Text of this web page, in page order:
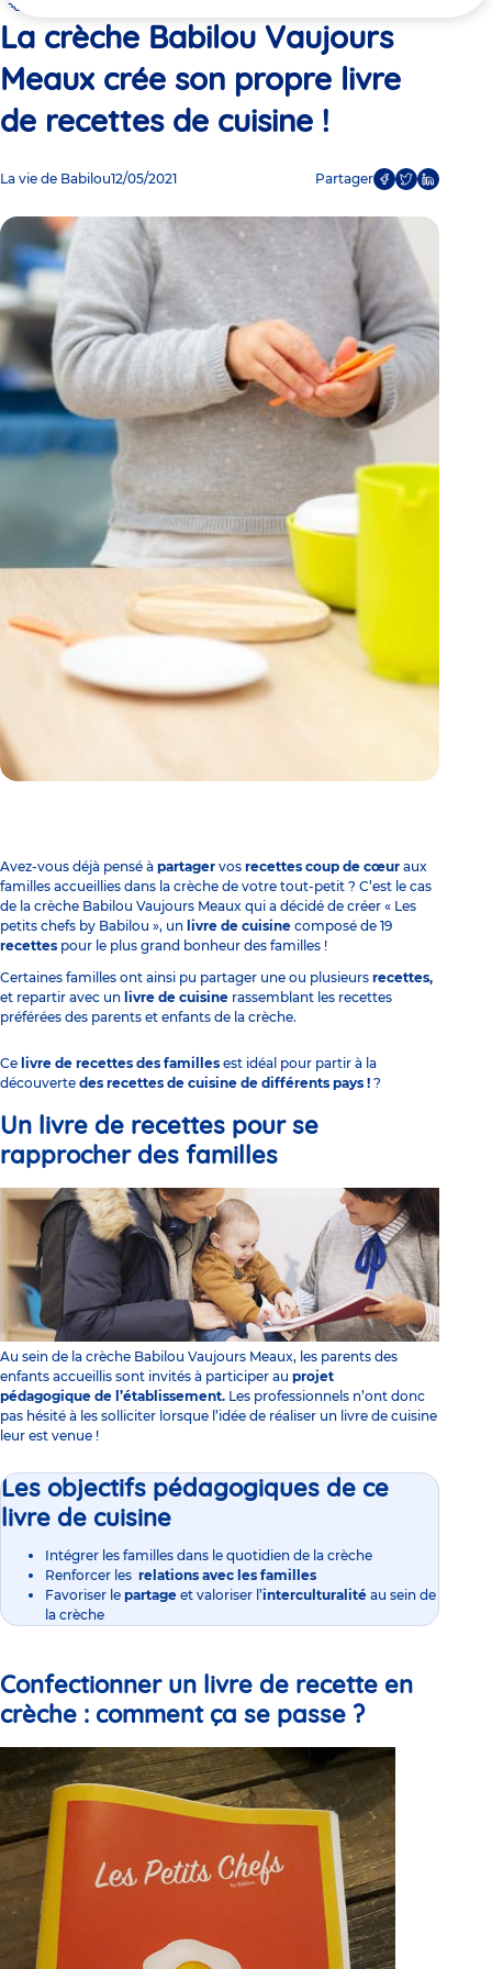
ici
recettes de cuisine !
La crèche Babilou Vaujours
Meaux crée son propre livre
de recettes de cuisine !
La vie de Babilou12/05/2021 Partager
Avez-vous déjà pensé à partager vos recettes coup de cœur aux
familles accueillies dans la crèche de votre tout-petit ? C’est le cas
de la crèche Babilou Vaujours Meaux qui a décidé de créer « Les
petits chefs by Babilou », un livre de cuisine composé de 19
recettes pour le plus grand bonheur des familles !
Certaines familles ont ainsi pu partager une ou plusieurs recettes,
et repartir avec un livre de cuisine rassemblant les recettes
préférées des parents et enfants de la crèche.
Ce livre de recettes des familles est idéal pour partir à la
découverte des recettes de cuisine de différents pays ! ?
Un livre de recettes pour se
rapprocher des familles
Au sein de la crèche Babilou Vaujours Meaux, les parents des
enfants accueillis sont invités à participer au projet
pédagogique de l’établissement. Les professionnels n’ont donc
pas hésité à les solliciter lorsque l’idée de réaliser un livre de cuisine
leur est venue ! ​
Les objectifs pédagogiques de ce
livre de cuisine
Intégrer les familles dans le quotidien de la crèche
Renforcer les relations avec les familles
Favoriser le partage et valoriser l’interculturalité au sein de
la crèche
Confectionner un livre de recette en
crèche : comment ça se passe ?